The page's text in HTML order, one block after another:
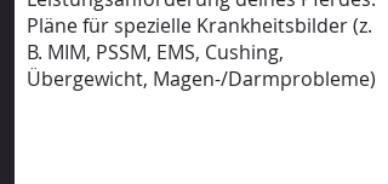
Pläne für spezielle Krankheitsbilder (z.
B. MIM, PSSM, EMS, Cushing,
Übergewicht, Magen-/Darmprobleme)